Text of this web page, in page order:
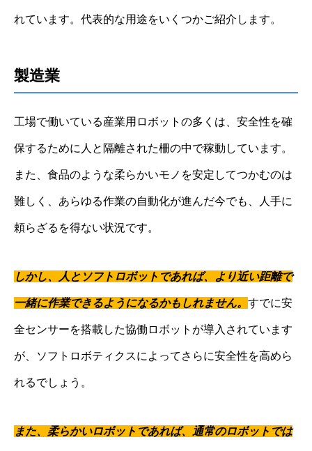
れています。代表的な用途をいくつかご紹介します。
製造業
工場で働いている産業用ロボットの多くは、安全性を確
保するために人と隔離された柵の中で稼動しています。
また、食品のような柔らかいモノを安定してつかむのは
難しく、あらゆる作業の自動化が進んだ今でも、人手に
頼らざるを得ない状況です。
しかし、人とソフトロボットであれば、より近い距離で
一緒に作業できるようになるかもしれません。 すでに安
全センサーを搭載した協働ロボットが導入されています
が、ソフトロボティクスによってさらに安全性を高めら
れるでしょう。
また、柔らかいロボットであれば、通常のロボットでは